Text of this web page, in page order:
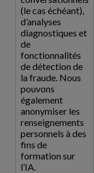
(le cas échéant),
d’analyses
diagnostiques et
de
fonctionnalités
de détection de
la fraude. Nous
pouvons
également
anonymiser les
renseignements
personnels à des
fins de
formation sur
l’IA.